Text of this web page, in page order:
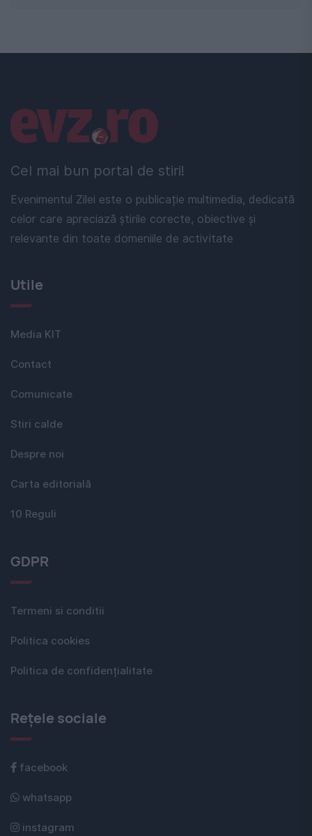
Cel mai bun portal de stiri!
Evenimentul Zilei este o publicație multimedia, dedicată
celor care apreciază știrile corecte, obiective și
relevante din toate domeniile de activitate
Linkuri utile
Utile
Media KIT
Contact
Comunicate
Stiri calde
Despre noi
Carta editorială
10 Reguli
GDPR
Termeni si conditii
Politica cookies
Politica de confidențialitate
Rețele sociale
facebook
whatsapp
instagram